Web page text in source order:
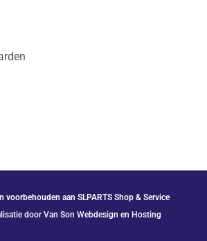
voorbehouden aan SLPARTS Shop & Service
door Van Son Webdesign en Hosting